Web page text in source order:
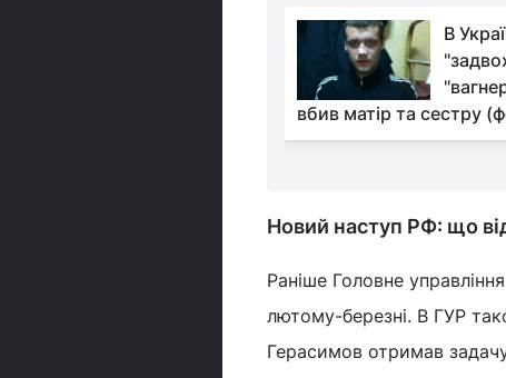
В
вбив матір та сестру
Новий наступ РФ: що
Раніше Головне
лютому-березні. В ГУР
Герасимов отримав